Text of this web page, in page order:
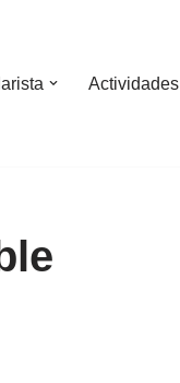
Actividades